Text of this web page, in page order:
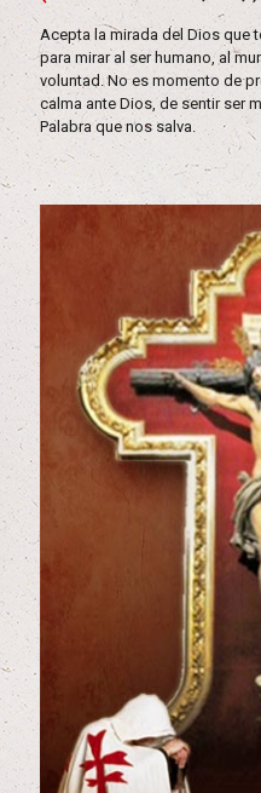
Acepta la mirada del Dios que
para mirar al ser humano, al
voluntad. No es momento de
calma ante Dios, de sentir ser
Palabra que nos salva.